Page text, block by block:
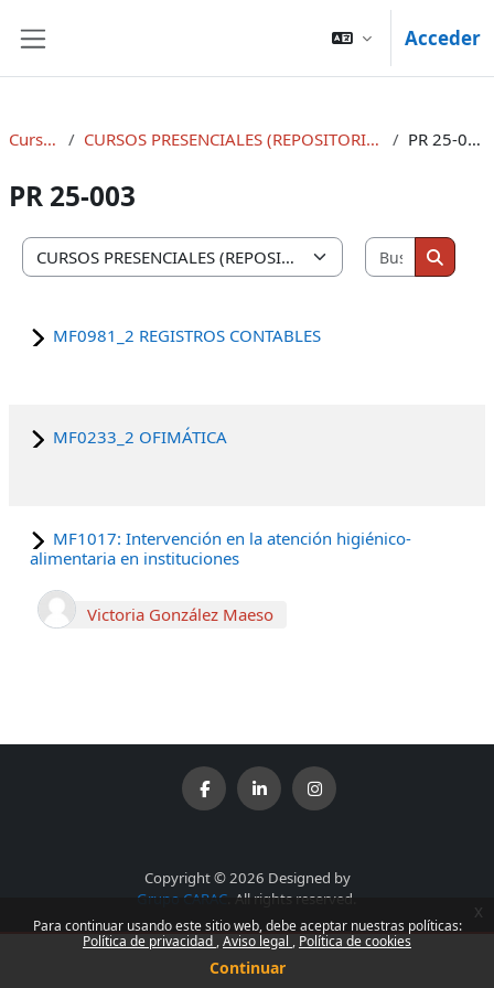
Para continuar usando este sitio web, debe aceptar nuestras políticas:
Política de privacidad Aviso legal Política de cookies
Continuar
x
Acceder
Cursos CURSOS PRESENCIALES (REPOSITORIOS) PR 25-003
PR 25-003
Categorías
Buscar
MF0981_2 REGISTROS CONTABLES
MF0233_2 OFIMÁTICA
MF1017: Intervención en la atención higiénico-
alimentaria en instituciones
Victoria González Maeso
Copyright © 2026 Designed by
Grupo CARAC . All rights reserved.